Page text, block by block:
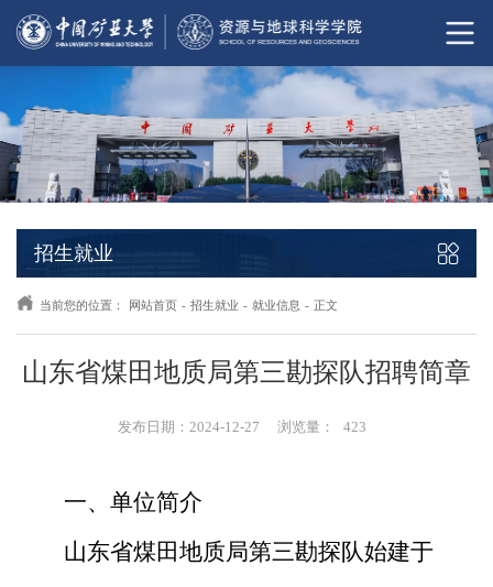
招生就业
当前您的位置： 网站首页 - 招生就业 - 就业信息 - 正文
山东省煤田地质局第三勘探队招聘简章
发布日期：2024-12-27 浏览量： 423
一、单位简介
山东省煤田地质局第三勘探队始建于